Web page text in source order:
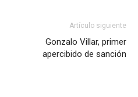
Artículo siguiente
Gonzalo Villar, primer
apercibido de sanción